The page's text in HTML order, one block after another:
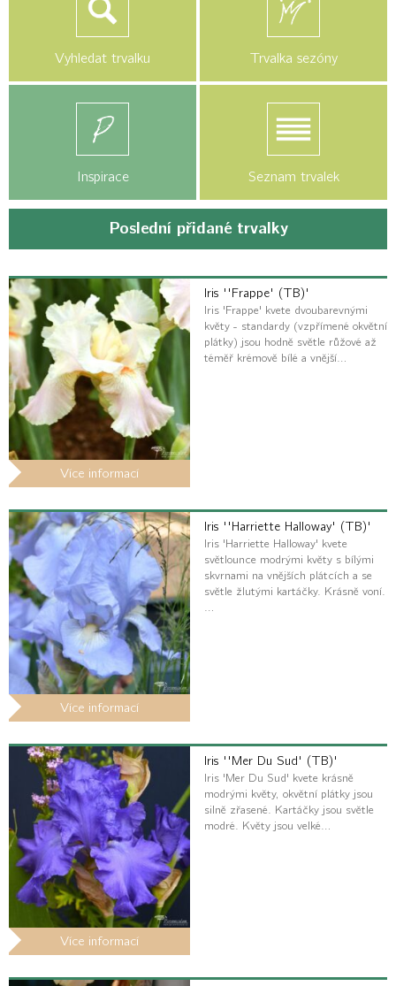
Vyhledat trvalku Trvalka sezóny
Inspirace Seznam trvalek
Poslední přidané trvalky
Více informací
Iris ''Frappe' (TB)'
Iris 'Frappe' kvete dvoubarevnými
květy - standardy (vzpřímené okvětní
plátky) jsou hodně světle růžové až
téměř krémově bílé a vnější…
Více informací
Iris ''Harriette Halloway' (TB)'
Iris 'Harriette Halloway' kvete
světlounce modrými květy s bílými
skvrnami na vnějších plátcích a se
světle žlutými kartáčky. Krásně voní.
…
Více informací
Iris ''Mer Du Sud' (TB)'
Iris 'Mer Du Sud' kvete krásně
modrými květy, okvětní plátky jsou
silně zřasené. Kartáčky jsou světle
modré. Květy jsou velké…